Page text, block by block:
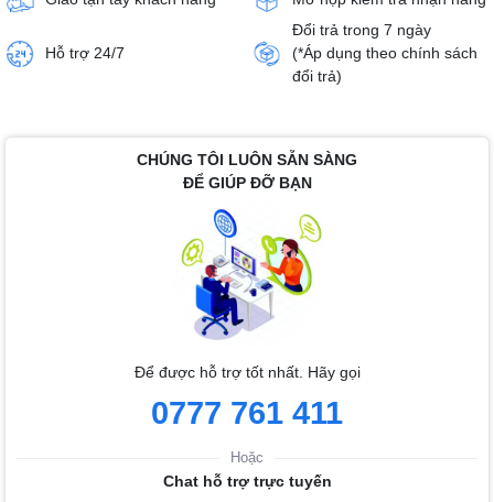
Hỗ trợ 24/7
Đổi trả trong 7 ngày
(*Áp dụng theo chính sách
đổi trả)
CHÚNG TÔI LUÔN SẴN SÀNG
ĐỂ GIÚP ĐỠ BẠN
Để được hỗ trợ tốt nhất. Hãy gọi
0777 761 411
Hoặc
Chat hỗ trợ trực tuyến